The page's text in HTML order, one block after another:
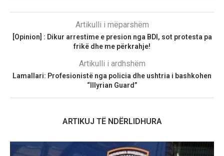
Artikulli i mëparshëm
[Opinion] : Dikur arrestime e presion nga BDI, sot protesta pa
frikë dhe me përkrahje!
Artikulli i ardhshëm
Lamallari: Profesionistë nga policia dhe ushtria i bashkohen
“Illyrian Guard”
ARTIKUJ TË NDËRLIDHURA